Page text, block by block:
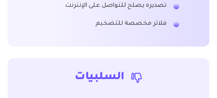
تصديره يصلح للتواصل على الإنترنت
فلاتر مخصصة للتضخيم
السلبيات